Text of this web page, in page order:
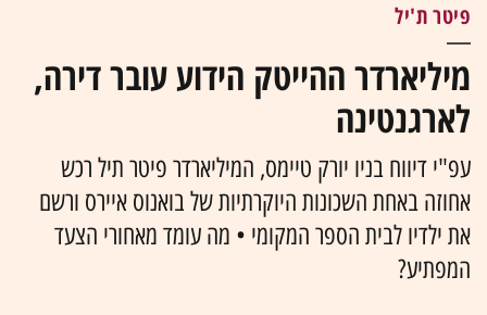
פיטר ת'יל
מיליארדר ההייטק הידוע עובר דירה,
לארגנטינה
עפ"י דיווח בניו יורק טיימס, המיליארדר פיטר תיל רכש
אחוזה באחת השכונות היוקרתיות של בואנוס איירס ורשם
את ילדיו לבית הספר המקומי • מה עומד מאחורי הצעד
המפתיע?